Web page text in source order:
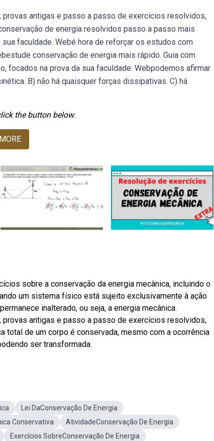
antigas e passo a passo de exercícios resolvidos,
de energia resolvidos passo a passo mais
faculdade. Webé hora de reforçar os estudos com
conservação de energia mais rápido. Guia com
na prova da sua faculdade. Webpodemos afirmar
B) não há quaisquer forças dissipativas. C) há
the button below.
sobre a conservação da energia mecânica, incluindo o
um sistema físico está sujeito exclusivamente à ação
inalterado, ou seja, a energia mecânica.
antigas e passo a passo de exercícios resolvidos,
total de um corpo é conservada, mesmo com a ocorrência
ser transformada.
Lei DaConservação De Energia
Conservativa
AtividadeConservação De Energia
Exercícios SobreConservação De Energia